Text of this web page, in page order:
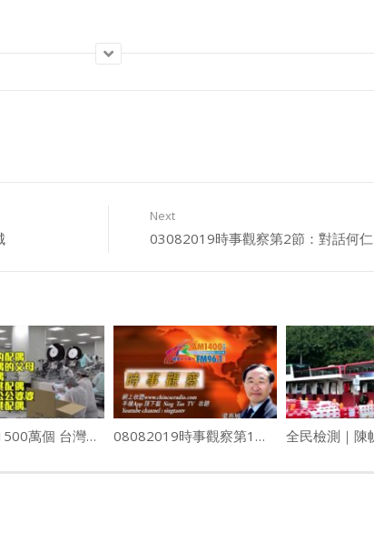
Next
03082019時事觀察第2節：對話何仁
料日產達1500萬個 台灣放寬口罩限制 08082019時事觀察第1節：梁燕城